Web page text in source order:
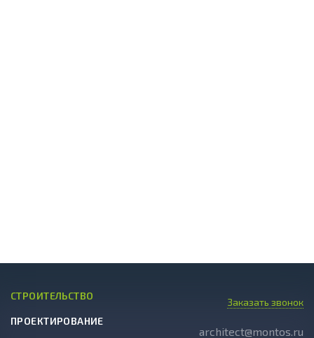
СТРОИТЕЛЬСТВО
ПРОЕКТИРОВАНИЕ
Заказать звонок
architect@montos.ru